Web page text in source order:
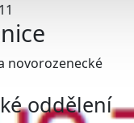
novorozenecké
oddělení